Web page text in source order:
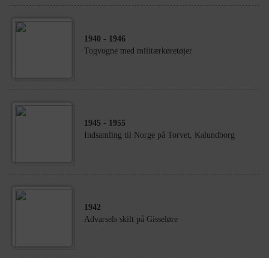
1940 - 1946
Togvogne med militærkøretøjer
1945 - 1955
Indsamling til Norge på Torvet, Kalundborg
1942
Advarsels skilt på Gisseløre